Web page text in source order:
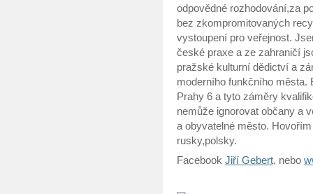
odpovědné rozhodování,za
bez zkompromitovaných
vystoupení pro veřejnost.
české praxe a ze zahraničí
pražské kulturní dědictví a
moderního funkčního města.
Prahy 6 a tyto záměry
nemůže ignorovat občany a
a obyvatelné město.
rusky,polsky.
Facebook Jiří Gebert, nebo